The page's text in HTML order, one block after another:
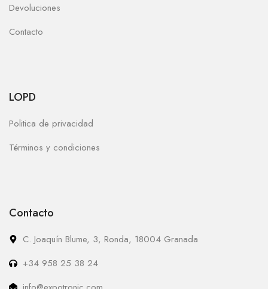
Devoluciones
Contacto
LOPD
Politica de privacidad
Términos y condiciones
Contacto
C. Joaquín Blume, 3, Ronda, 18004 Granada
+34 958 25 38 24